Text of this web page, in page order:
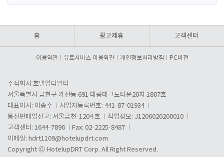
홈 광고제휴 고객센터
이용약관 유료서비스 이용약관 개인정보처리방침 PC버전
주식회사 호텔업디알티
서울특별시 금천구 가산동 691 대륭테크노타운20차 1807호
대표이사: 이송주
사업자등록번호: 441-87-01934
통신판매업신고: 서울금천-1204 호
직업정보: J1206020200010
고객센터: 1644-7896
Fax: 02-2225-8487
이메일: hdrt1109@hotelupdrt.com
Copyright ⓒ HotelupDRT Corp. All Right Reserved.